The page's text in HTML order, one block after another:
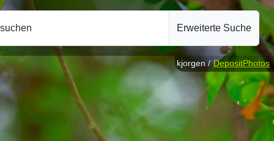
Erweiterte Suche
kjorgen / DepositPhotos